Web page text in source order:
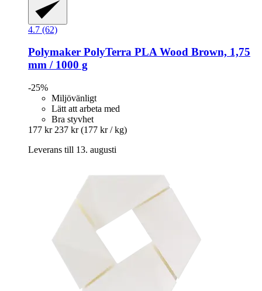
4.7 (62)
Polymaker PolyTerra PLA Wood Brown, 1,75
mm / 1000 g
-25%
Miljövänligt
Lätt att arbeta med
Bra styvhet
177 kr 237 kr (177 kr / kg)
Leverans till 13. augusti